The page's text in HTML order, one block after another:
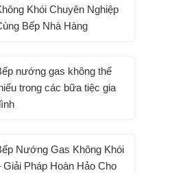
Khói Chuyên Nghiệp
Bếp Nhà Hàng
nướng gas không thể
trong các bữa tiệc gia
Nướng Gas Không Khói
Giải Pháp Hoàn Hảo Cho